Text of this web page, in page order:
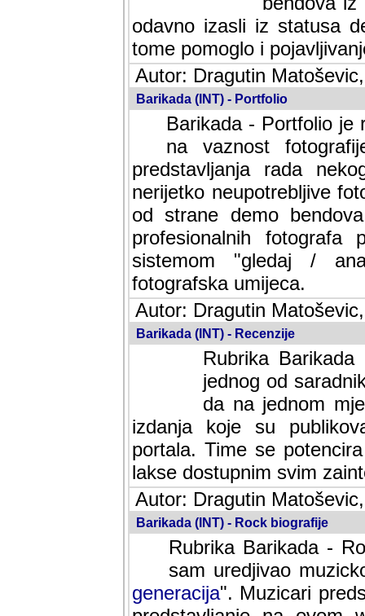
odavno izasli iz statusa
tome pomoglo i
Autor: Dragutin
Barikada (INT) - Portfolio
Barikada - Portfolio je
na vaznost
predstavljanja rada
nerijetko neupotrebljive
od strane demo
profesionalnih fotografa
sistemom "gledaj /
fotografska umijeca.
Autor: Dragutin
Barikada (INT) - Recenzije
Rubrika
jednog od
da na jednom
izdanja koje su
portala. Time se
lakse dostupnim svim
Autor: Dragutin
Barikada (INT) - Rock biografije
Rubrika Barikada -
sam uredjivao
generacija". Muzicari